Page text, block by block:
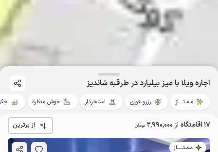
اجاره ویلا با میز بیلیارد در طرقبه شاندیز
مـمـتــــاز رزرو فوری استخردار خوش منظره
17 اقامتگاه از 2٬990٬000 تومان از برترین
مـمـتــــــاز